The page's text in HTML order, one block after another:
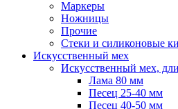
Маркеры
Ножницы
Прочие
Стеки и силиконовые
Искусственный мех
Искусственный мех,
Лама 80 мм
Песец 25-40 мм
Песец 40-50 мм